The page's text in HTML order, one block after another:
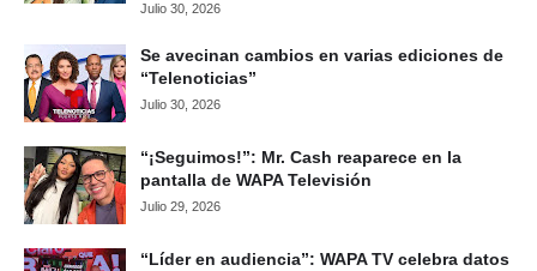
Julio 30, 2026
Se avecinan cambios en varias ediciones de
“Telenoticias”
Julio 30, 2026
“¡Seguimos!”: Mr. Cash reaparece en la
pantalla de WAPA Televisión
Julio 29, 2026
“Líder en audiencia”: WAPA TV celebra datos